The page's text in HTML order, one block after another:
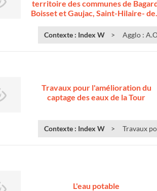
territoire des communes de
Boisset et Gaujac, Saint-Hilaire-
Contexte : Index W Agglo :
Travaux pour l'amélioration du
captage des eaux de la Tour
Contexte : Index W Travaux
L'eau potable